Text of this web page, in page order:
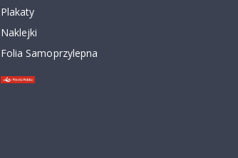
Plakaty
Naklejki
Folia Samoprzylepna